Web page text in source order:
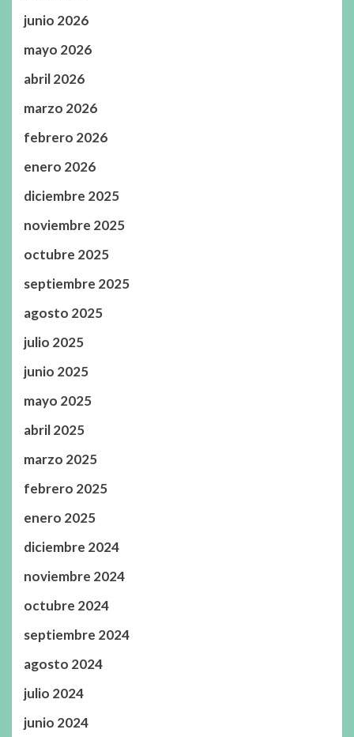
junio 2026
mayo 2026
abril 2026
marzo 2026
febrero 2026
enero 2026
diciembre 2025
noviembre 2025
octubre 2025
septiembre 2025
agosto 2025
julio 2025
junio 2025
mayo 2025
abril 2025
marzo 2025
febrero 2025
enero 2025
diciembre 2024
noviembre 2024
octubre 2024
septiembre 2024
agosto 2024
julio 2024
junio 2024